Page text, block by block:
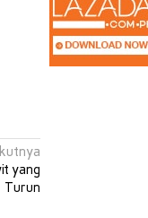
yang
Turun